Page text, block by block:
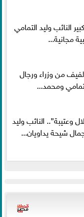
النائب وليد التمامي
مجانية...
من وزراء ورجال
ومحمد...
وعتيبة”.. النائب وليد
شيحة يداويان...